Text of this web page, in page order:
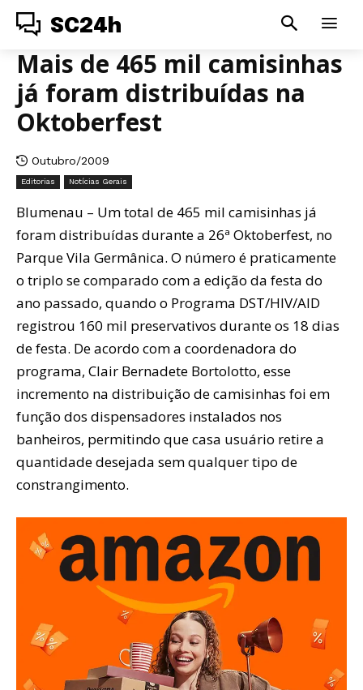
SC24h
Mais de 465 mil camisinhas
já foram distribuídas na
Oktoberfest
Outubro/2009
Editorias Notícias Gerais
Blumenau – Um total de 465 mil camisinhas já
foram distribuídas durante a 26ª Oktoberfest, no
Parque Vila Germânica. O número é praticamente
o triplo se comparado com a edição da festa do
ano passado, quando o Programa DST/HIV/AID
registrou 160 mil preservativos durante os 18 dias
de festa. De acordo com a coordenadora do
programa, Clair Bernadete Bortolotto, esse
incremento na distribuição de camisinhas foi em
função dos dispensadores instalados nos
banheiros, permitindo que casa usuário retire a
quantidade desejada sem qualquer tipo de
constrangimento.